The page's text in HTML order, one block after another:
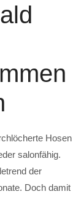
Hosen
salonfähig.
der
Doch damit